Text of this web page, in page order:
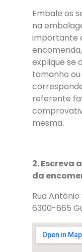
Embale os
na
importante
explique se
tamanho
referente
mesma.
2. Escreva
da
Rua
6300-